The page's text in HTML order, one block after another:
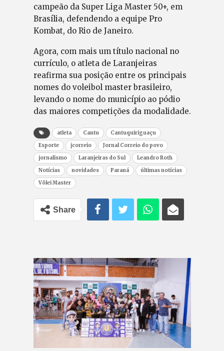
campeão da Super Liga Master 50+, em
Brasília, defendendo a equipe Pro
Kombat, do Rio de Janeiro.
Agora, com mais um título nacional no
currículo, o atleta de Laranjeiras
reafirma sua posição entre os principais
nomes do voleibol master brasileiro,
levando o nome do município ao pódio
das maiores competições da modalidade.
atleta Cantu
Cantuquiriguaçu
Esporte
jcorreio
Jornal Correio do povo
jornalismo
Laranjeiras do Sul
Leandro Roth
Notícias
novidades Paraná
últimas notícias
Vôlei Master
Share